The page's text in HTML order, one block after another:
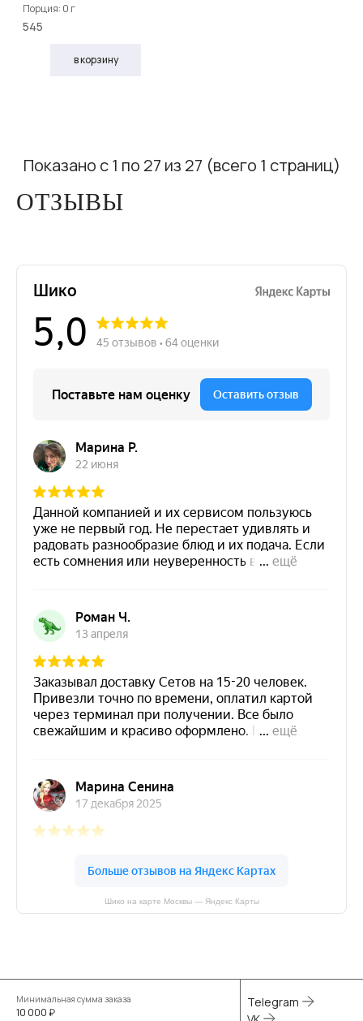
Порция: 0 г
545
в корзину
Показано с 1 по 27 из 27 (всего 1 страниц)
ОТЗЫВЫ
Шико на карте Москвы — Яндекс Карты
Минимальная сумма заказа
10 000 ₽
Telegram